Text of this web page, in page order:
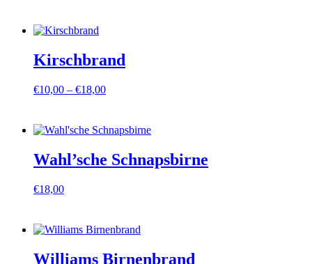
Kirschbrand
€10,00 – €18,00Preisspanne:
€18,00
Wahl’sche Schnapsbirne
€18,00
Williams Birnenbrand